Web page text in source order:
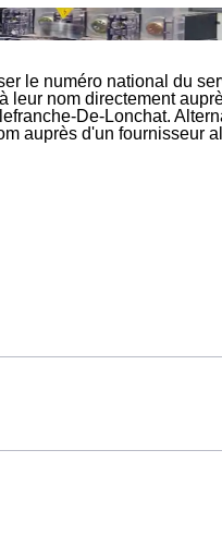
le numéro national du
nom directement
De-Lonchat.
auprès d'un fournisseur